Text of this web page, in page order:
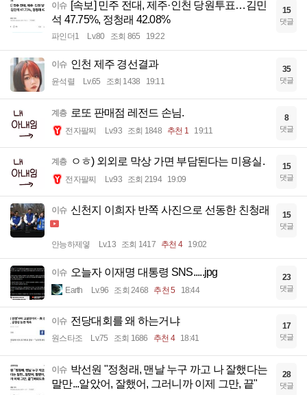
이슈 [속보] 민주 전대, 제주·인천 당원투표…김민
석 47.75%, 정청래 42.08%
파인더1 Lv.80 조회 865 19:22
15
댓글
이슈 인천 제주 경선결과
윤석렬 Lv.65 조회 1438 19:11
35
댓글
계층 로또 판매점 레전드 손님.
전자팔찌 Lv.93 조회 1848 추천 1 19:11
8
댓글
계층 ㅇㅎ) 외외로 막상 가면 부담된다는 미용실.
전자팔찌 Lv.93 조회 2194 19:09
15
댓글
이슈 신천지 이희자 반쪽 사진으로 선동한 친청래
안능하제옇 Lv.13 조회 1417 추천 4 19:02
15
댓글
이슈 오늘자 이재명 대통령 SNS.....jpg
Earth Lv.96 조회 2468 추천 5 18:44
23
댓글
이슈 전당대회를 왜 하는거냐
원스타조 Lv.75 조회 1686 추천 4 18:41
17
댓글
이슈 박선원 "정청래, 맨날 누구 까고 나 잘했다는
말만...알았어, 잘했어, 그러니까 이제 그만, 끝"
28
댓글